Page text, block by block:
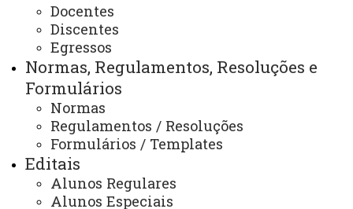
Docentes
Discentes
Egressos
Normas, Regulamentos, Resoluções e
Formulários
Normas
Regulamentos / Resoluções
Formulários / Templates
Editais
Alunos Regulares
Alunos Especiais
ATUALIZAÇÃO MAIS RECENTE: 23 DE OUTUBRO DE
2024
ACESSOS: 755
(45) 3220-3159
Horários de Atendimento:
Segunda à sexta
13:00 às 17:00
E-mails:
cascavel.mestradoodonto@unioeste.br